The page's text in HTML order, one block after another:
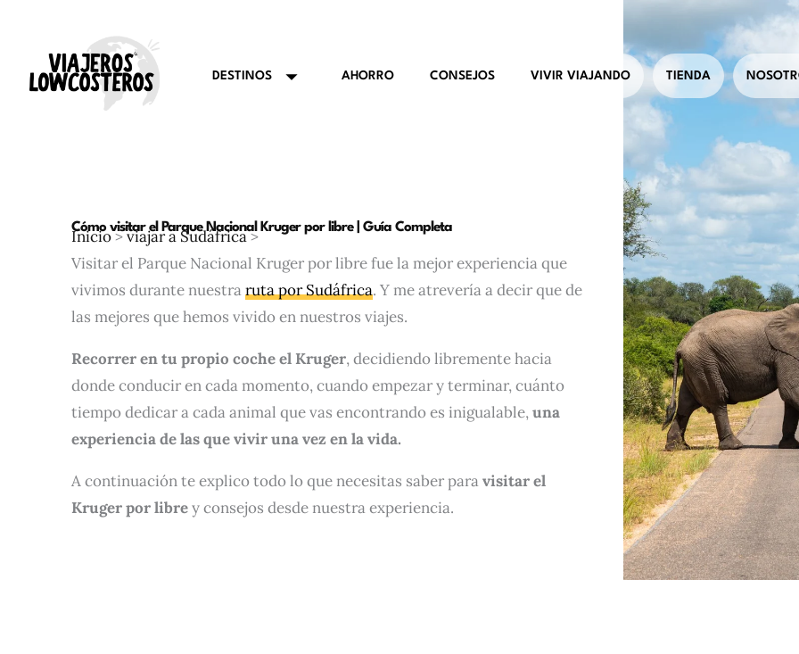
contenido
DESTINOS AHORRO CONSEJOS VIVIR VIAJANDO TIENDA
Cómo visitar el Parque Nacional Kruger por libre | Guía Completa
Inicio>viajar a Sudáfrica>
Visitar el Parque Nacional Kruger por libre fue la mejor experiencia que
vivimos durante nuestraruta por Sudáfrica. Y me atrevería a decir que de
las mejores que hemos vivido en nuestros viajes.
Recorrer en tu propio coche el Kruger, decidiendo libremente hacia
donde conducir en cada momento, cuando empezar y terminar, cuánto
tiempo dedicar a cada animal que vas encontrando es inigualable,una
experiencia de las que vivir una vez en la vida.
A continuación te explico todo lo que necesitas saber paravisitar el
Kruger por librey consejos desde nuestra experiencia.